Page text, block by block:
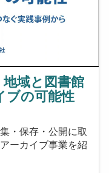
地域と図書館
ブの可能性
・保存・公開に取
ーカイブ事業を紹